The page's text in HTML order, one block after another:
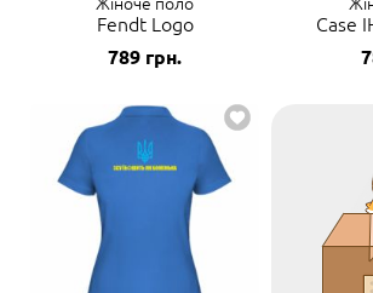
Fendt Logo
789 грн.
Case